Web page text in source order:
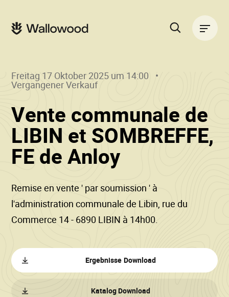
springen
springen
Vente communale de
LIBIN et SOMBREFFE,
FE de Anloy()•
Wallowood
Freitag 17 Oktober 2025 um 14:00
Vergangener Verkauf
Remise en vente ' par soumission ' à
l'administration communale de Libin, rue du
Commerce 14 - 6890 LIBIN à 14h00.
Ergebnisse Download
Katalog Download